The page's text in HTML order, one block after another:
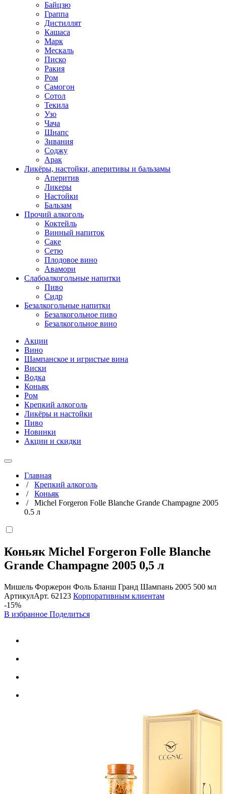
Байцзю
Граппа
Дистиллят
Кашаса
Марк
Мескаль
Писко
Ракия
Ром
Самогон
Сотол
Текила
Узо
Чача
Шнапс
Зивания
Соджу
Арак
Ликёры, настойки, аперитивы и бальзамы
Аперитив
Ликеры
Настойки
Бальзам
Прочий алкоголь
Коктейль
Винный напиток
Саке
Сетю
Плодовое вино
Авамори
Слабоалкогольные напитки
Пиво
Сидр
Безалкогольные напитки
Безалкогольное пиво
Безалкогольное вино
Акции
Вино
Шампанское и игристые вина
Виски
Водка
Коньяк
Ром
Крепкий алкоголь
Ликёры и настойки
Пиво
Новинки
Акции и скидки
Главная
/ Крепкий алкоголь
/ Коньяк
/ Michel Forgeron Folle Blanche Grande Champagne 2005
0.5 л
Коньяк Michel Forgeron Folle Blanche
Grande Champagne 2005 0,5 л
Мишель Форжерон Фоль Бланш Гранд Шампань 2005 500 мл
АртикулАрт. 62123 Корпоративным клиентам
-15%
В избранное Поделиться